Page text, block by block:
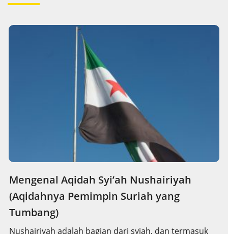
Mengenal Aqidah Syi’ah Nushairiyah
(Aqidahnya Pemimpin Suriah yang
Tumbang)
Nushairiyah adalah bagian dari syiah, dan termasuk